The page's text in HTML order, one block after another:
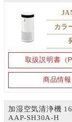
カラ
取扱説明書（
商品情報
加湿空気清浄機
AAP-SH30A-H